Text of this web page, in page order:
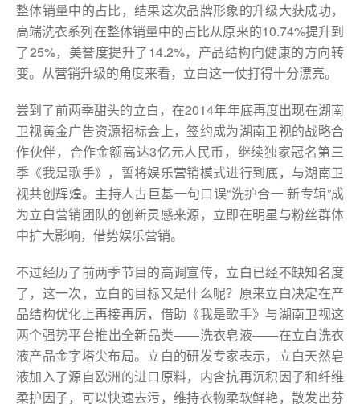
整体销量中的占比，结果这次品牌形象的升级大获成功，
高端洗衣系列在整体销量中的占比从原来的10.74%提升到
了25%，美誉度提升了14.2%，产品结构向健康的方向转
变。从营销升级的角度来看，立白这一仗打得十分漂亮。
尝到了前两季甜头的立白，在2014年年底再度出现在湖南
卫视黄金广告资源招标会上，签约成为湖南卫视的战略合
作伙伴，合作金额高达3亿元人民币，继续独家冠名第三
季《我是歌手》，誓将娱乐营销模式进行到底，与湖南卫
视共创辉煌。主持人古巨基一句口误“洗护合一 新专辑”成
为立白营销团队的创新灵感来源，立即在明星与粉丝群体
中扩大影响，借势娱乐营销。
不过经历了前两季节目的高调宣传，立白已经不缺知名度
了，这一次，立白的目标又是什么呢？原来立白决定在产
品结构优化上再接再厉，借助《我是歌手》与湖南卫视这
两个强势平台推出全新品类——洗衣皂液——在立白洗衣
液产品金字塔尖布局。立白的研发专家表示，立白天然皂
液加入了源自欧洲的进口原料，内含抗再沉积因子和纤维
柔护因子，可以快速去污，维持衣物柔软鲜艳，散发出芬